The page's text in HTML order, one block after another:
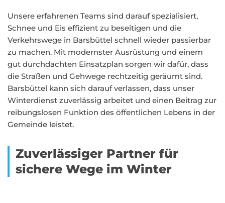
Unsere erfahrenen Teams sind darauf spezialisiert,
Schnee und Eis effizient zu beseitigen und die
Verkehrswege in Barsbüttel schnell wieder passierbar
zu machen. Mit modernster Ausrüstung und einem
gut durchdachten Einsatzplan sorgen wir dafür, dass
die Straßen und Gehwege rechtzeitig geräumt sind.
Barsbüttel kann sich darauf verlassen, dass unser
Winterdienst zuverlässig arbeitet und einen Beitrag zur
reibungslosen Funktion des öffentlichen Lebens in der
Gemeinde leistet.
Zuverlässiger Partner für
sichere Wege im Winter